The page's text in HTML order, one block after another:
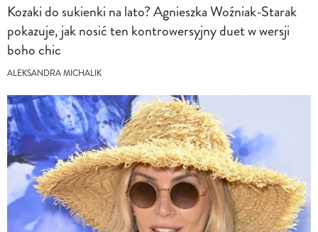
Kozaki do sukienki na lato? Agnieszka Woźniak-Starak
pokazuje, jak nosić ten kontrowersyjny duet w wersji
boho chic
ALEKSANDRA MICHALIK